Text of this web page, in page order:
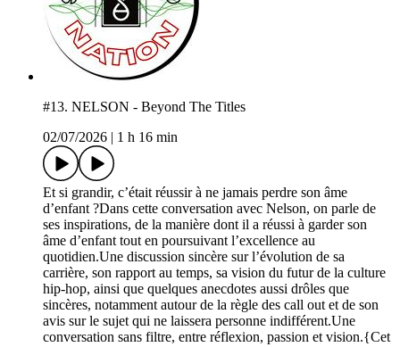
#13. NELSON - Beyond The Titles
02/07/2026
1 h 16 min
Et si grandir, c’était réussir à ne jamais perdre son âme
d’enfant ?Dans cette conversation avec Nelson, on parle de
ses inspirations, de la manière dont il a réussi à garder son
âme d’enfant tout en poursuivant l’excellence au
quotidien.Une discussion sincère sur l’évolution de sa
carrière, son rapport au temps, sa vision du futur de la culture
hip-hop, ainsi que quelques anecdotes aussi drôles que
sincères, notamment autour de la règle des call out et de son
avis sur le sujet qui ne laissera personne indifférent.Une
conversation sans filtre, entre réflexion, passion et vision.{Cet